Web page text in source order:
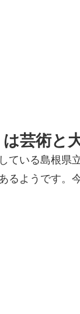
は芸術
ている島根県
るようです。